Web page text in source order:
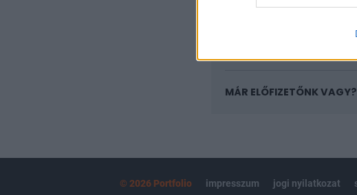
kötéslistái
MÁR ELŐFIZETŐNK VAGY?
© 2026 Portfolio impresszum jogi nyilatkozat